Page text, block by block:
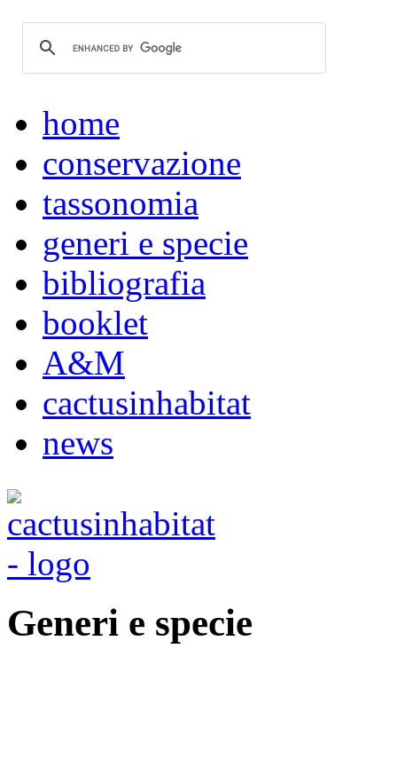
home
conservazione
tassonomia
generi e specie
bibliografia
booklet
A&M
cactusinhabitat
news
Generi e specie